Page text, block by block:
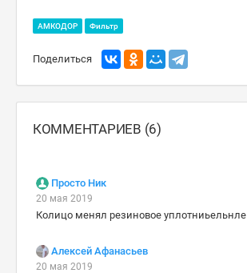
АМКОДОР Фильтр
Поделиться
КОММЕНТАРИЕВ (6)
Просто Ник
20 мая 2019
Колицо менял резиновое уплотниьельнле
Алексей Афанасьев
20 мая 2019